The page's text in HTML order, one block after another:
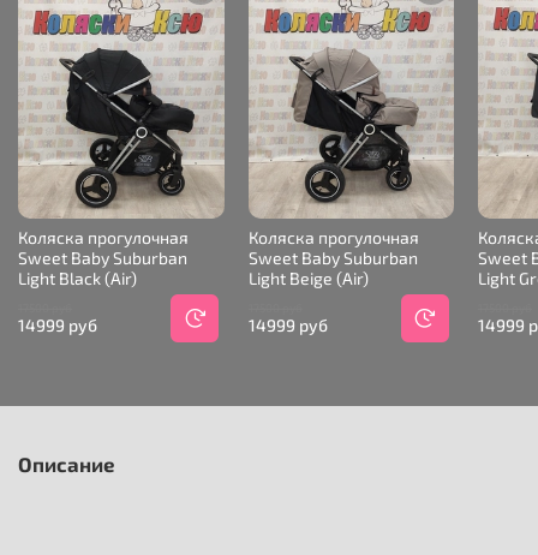
Коляска прогулочная
Sweet Baby Suburban
Light Black (Air)
14999 руб
Коляска прогулочная
Sweet Baby Suburban
Light Beige (Air)
14999 руб
Sweet
Light
14999
Описание